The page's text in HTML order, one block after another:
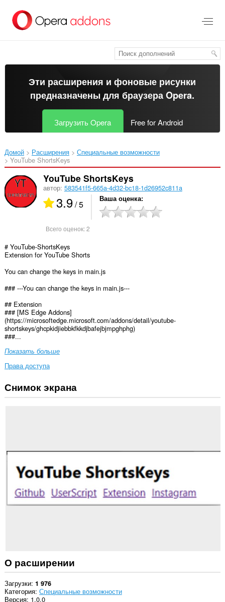
перейти
Эти расширения и фоновые рисунки
предназначены длябраузера Opera.
Загрузить Opera Free for Android
Домой Расширения
Специальные возможности
YouTube ShortsKeys‎
YouTube ShortsKeys
автор: 583541f5-665a-4d32-bc18-1d26952c811a
3.9/ 5 Ваша оценка
Всего оценок:2
# YouTube-ShortsKeys
Extension for YouTube Shorts
You can change the keys in main.js
### ---You can change the keys in main.js---
## Extension
### [MS Edge Addons]
(https://microsoftedge.microsoft.com/addons/detail/youtube-
shortskeys/ghcpkidjiebbkfkkdjbafejbjmpghphg)
###...
Показать больше
Права доступа
У
этого
на
сайтах.
Снимок экрана
О расширении
Загрузки 1 976
Категория Специальные возможности
Версия 1.0.0